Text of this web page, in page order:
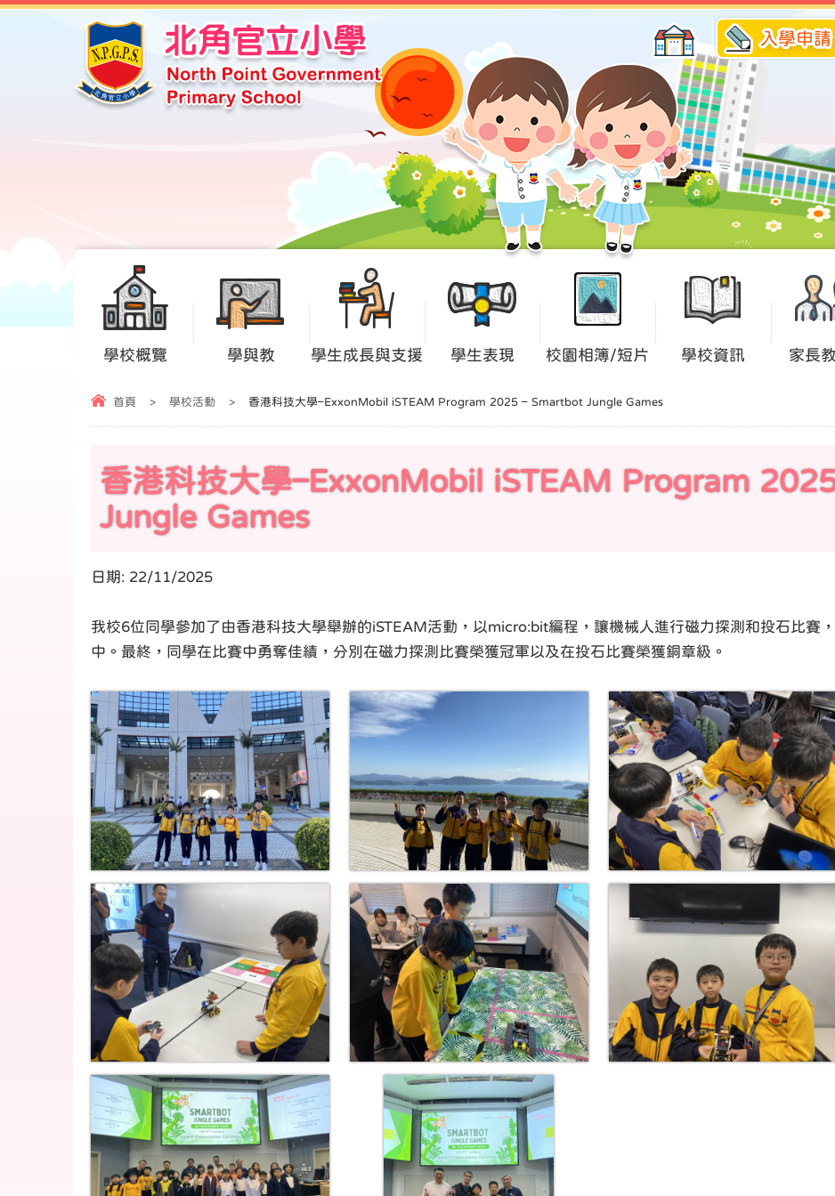
入學申請
學校概覽 學與教 學生成長與支援 學生表現 校園相簿/短片 學校資訊 家長
首頁 > 學校活動 > 香港科技大學–ExxonMobil iSTEAM Program 2025 – Smartbot Jungle Games
香港科技大學–ExxonMobil iSTEAM Program
Jungle Games
日期: 22/11/2025
我校6位同學參加了由香港科技大學舉辦的iSTEAM活動，以micro:bit編程，讓機械人進行磁力探測和投石比賽
中。最終，同學在比賽中勇奪佳績，分別在磁力探測比賽榮獲冠軍以及在投石比賽榮獲銅章級。